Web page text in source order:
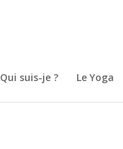
Qui suis-je ? Le Yoga